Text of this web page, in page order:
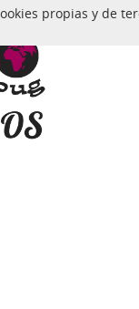
propias y de